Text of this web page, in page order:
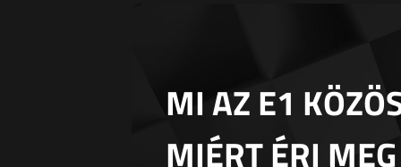
MI AZ E1
MIÉRT ÉRI MEG